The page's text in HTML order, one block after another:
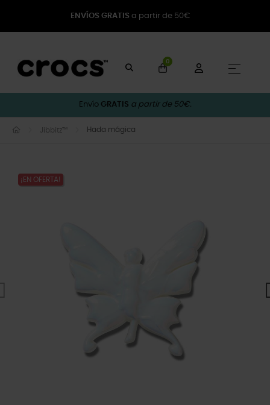
ENVÍOS GRATIS a partir de 50€
0
☰
Envío GRATIS a partir de 50€.
Jibbitz™ Hada mágica
¡EN OFERTA!